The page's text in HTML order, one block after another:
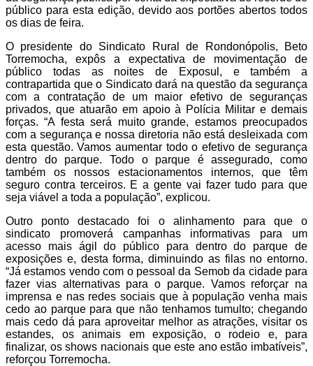
público para esta edição, devido aos portões abertos todos
os dias de feira.
O presidente do Sindicato Rural de Rondonópolis, Beto
Torremocha, expôs a expectativa de movimentação de
público todas as noites de Exposul, e também a
contrapartida que o Sindicato dará na questão da segurança
com a contratação de um maior efetivo de seguranças
privados, que atuarão em apoio à Polícia Militar e demais
forças. “A festa será muito grande, estamos preocupados
com a segurança e nossa diretoria não está desleixada com
esta questão. Vamos aumentar todo o efetivo de segurança
dentro do parque. Todo o parque é assegurado, como
também os nossos estacionamentos internos, que têm
seguro contra terceiros. E a gente vai fazer tudo para que
seja viável a toda a população”, explicou.
Outro ponto destacado foi o alinhamento para que o
sindicato promoverá campanhas informativas para um
acesso mais ágil do público para dentro do parque de
exposições e, desta forma, diminuindo as filas no entorno.
“Já estamos vendo com o pessoal da Semob da cidade para
fazer vias alternativas para o parque. Vamos reforçar na
imprensa e nas redes sociais que à população venha mais
cedo ao parque para que não tenhamos tumulto; chegando
mais cedo dá para aproveitar melhor as atrações, visitar os
estandes, os animais em exposição, o rodeio e, para
finalizar, os shows nacionais que este ano estão imbatíveis”,
reforçou Torremocha.